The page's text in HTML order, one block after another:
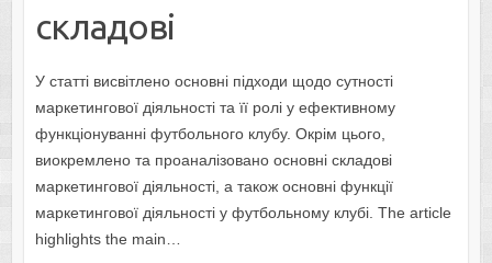
складові
У статті висвітлено основні підходи щодо сутності
маркетингової діяльності та її ролі у ефективному
функціонуванні футбольного клубу. Окрім цього,
виокремлено та проаналізовано основні складові
маркетингової діяльності, а також основні функції
маркетингової діяльності у футбольному клубі. The article
highlights the main…